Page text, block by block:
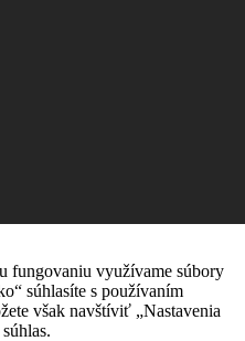
fungovaniu využívame súbory
súhlasíte s používaním
však navštíviť „Nastavenia